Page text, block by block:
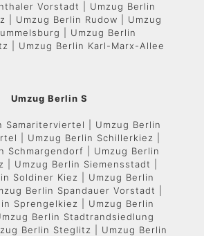
Vorstadt | Umzug Berlin
| Umzug Berlin Rudow | Umzug
| Umzug Berlin
| Umzug Berlin Karl-Marx-Allee
Umzug Berlin S
Samariterviertel | Umzug Berlin
| Umzug Berlin Schillerkiez |
Schmargendorf | Umzug Berlin
| Umzug Berlin Siemensstadt |
Soldiner Kiez | Umzug Berlin
Berlin Spandauer Vorstadt |
Sprengelkiez | Umzug Berlin
Berlin Stadtrandsiedlung
Berlin Steglitz | Umzug Berlin